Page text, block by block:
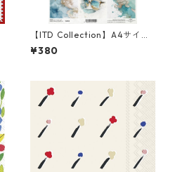
【ITD Collection】A4サイズ
ライスペーパー R2853 デコパ
ージュ
¥380